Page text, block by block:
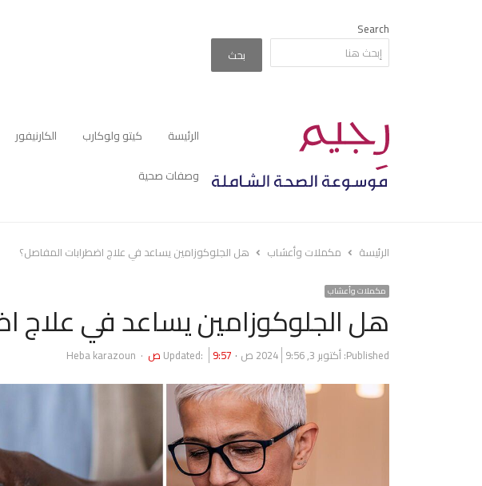
Search
بحث
الرئيسة كيتو ولوكارب الكارنيفور
وصفات صحية
الرئيسة مكملات وأعشاب هل الجلوكوزامين يساعد في علاج اضطرابات المفاصل؟
مكملات وأعشاب
هل الجلوكوزامين يساعد في علاج
Published: أكتوبر 3, 2024 9:56 ص Updated: 9:57 ص Author
Heba karazoun